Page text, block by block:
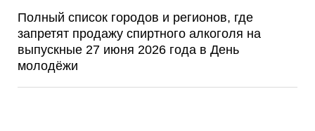
Полный список городов и регионов, где
запретят продажу спиртного алкоголя на
выпускные 27 июня 2026 года в День
молодёжи